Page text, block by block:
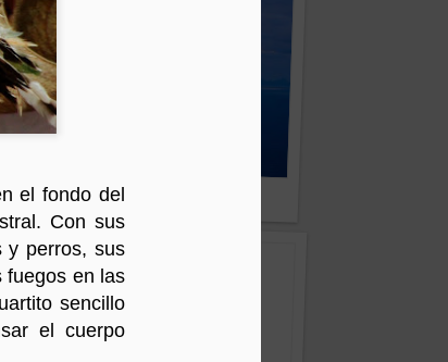
el fondo del
Con sus
y perros, sus
fuegos en las
sencillo
el cuerpo
Tierra